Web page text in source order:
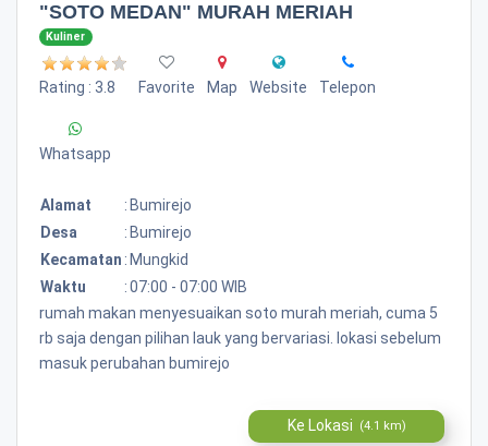
"SOTO MEDAN" MURAH MERIAH
Kuliner
Rating : 3.8 Favorite Map Website Telepon
Whatsapp
Alamat : Bumirejo
Desa
: Bumirejo
Kecamatan : Mungkid
Waktu
:07:00 - 07:00 WIB
rumah makan menyesuaikan soto murah meriah, cuma 5
rb saja dengan pilihan lauk yang bervariasi. lokasi sebelum
masuk perubahan bumirejo
Ke Lokasi (4.1 km)